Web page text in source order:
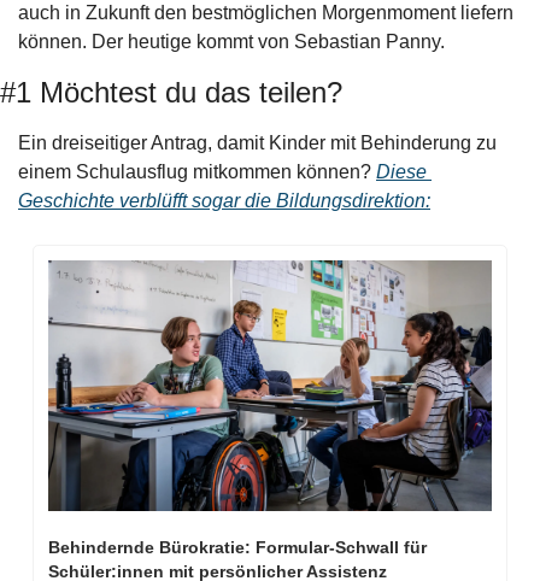
auch in Zukunft den bestmöglichen Morgenmoment liefern
können. Der heutige kommt von Sebastian Panny.
#1 Möchtest du das teilen?
Ein dreiseitiger Antrag, damit Kinder mit Behinderung zu
einem Schulausflug mitkommen können? Diese
Geschichte verblüfft sogar die Bildungsdirektion:
Behindernde Bürokratie: Formular-Schwall für
Schüler:innen mit persönlicher Assistenz